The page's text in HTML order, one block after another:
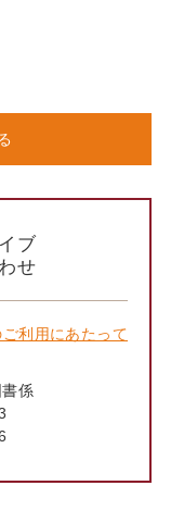
ブ
せ
利用にあたって
係